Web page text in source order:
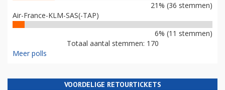
21% (36 stemmen)
Air-France-KLM-SAS(-TAP)
6% (11 stemmen)
Totaal aantal stemmen: 170
Meer polls
VOORDELIGE RETOURTICKETS